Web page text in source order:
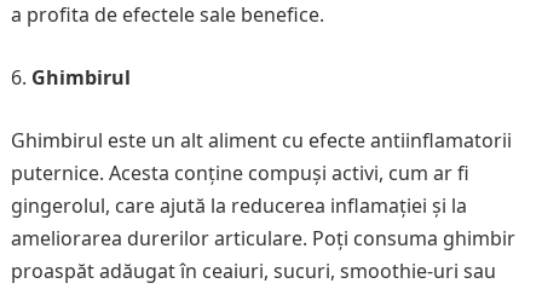
a profita de efectele sale benefice.
Ghimbirul
Ghimbirul este un alt aliment cu efecte antiinflamatorii
puternice. Acesta conține compuși activi, cum ar fi
gingerolul, care ajută la reducerea inflamației și la
ameliorarea durerilor articulare. Poți consuma ghimbir
proaspăt adăugat în ceaiuri, sucuri, smoothie-uri sau